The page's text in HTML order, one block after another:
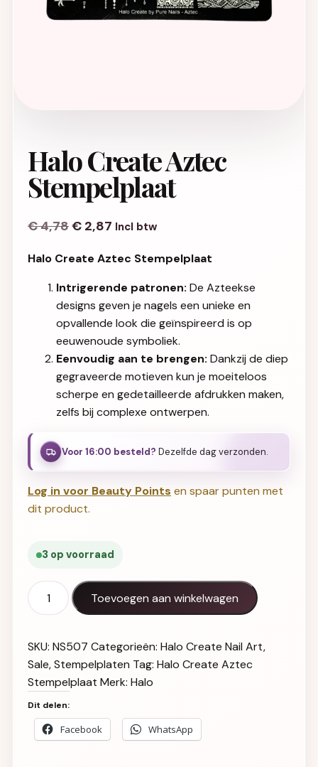
Halo Create Aztec
Stempelplaat
€4,78€ 2,87 Incl btw
Halo Create Aztec Stempelplaat
Intrigerende patronen: De Azteekse
designs geven je nagels een unieke en
opvallende look die geïnspireerd is op
eeuwenoude symboliek.
Eenvoudig aan te brengen: Dankzij de diep
gegraveerde motieven kun je moeiteloos
scherpe en gedetailleerde afdrukken maken,
zelfs bij complexe ontwerpen.
Voor 16:00 besteld? Dezelfde dag verzonden.
Log in voor Beauty Points en spaar punten met
dit product.
3 op voorraad
Halo Create Aztec Stempelplaat aantal
Toevoegen aan winkelwagen
SKU: NS507 Categorieën: Halo Create Nail Art,
Sale,Stempelplaten Tag: Halo Create Aztec
Stempelplaat Merk: Halo
Dit delen:
Facebook WhatsApp